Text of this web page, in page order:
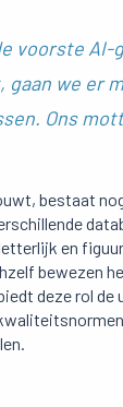
voorste
gaan we er
Ons
bestaat
en
bewezen
deze rol